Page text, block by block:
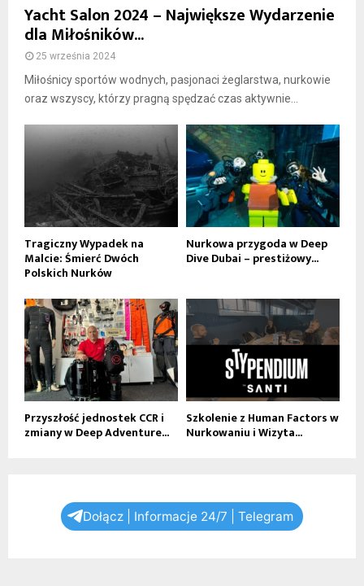
Yacht Salon 2024 – Największe Wydarzenie
dla Miłośników...
25 września 2024
Miłośnicy sportów wodnych, pasjonaci żeglarstwa, nurkowie
oraz wszyscy, którzy pragną spędzać czas aktywnie...
Tragiczny Wypadek na
Malcie: Śmierć Dwóch
Polskich Nurków
Nurkowa przygoda w Deep
Dive Dubai – prestiżowy...
Przyszłość jednostek CCR i
zmiany w Deep Adventure...
Szkolenie z Human Factors w
Nurkowaniu i Wizyta...
Dołącz | Informacje 24/7 | Telegram